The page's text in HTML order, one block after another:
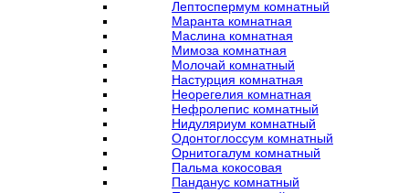
Лептоспермум комнатный
Маранта комнатная
Маслина комнатная
Мимоза комнатная
Молочай комнатный
Настурция комнатная
Неорегелия комнатная
Нефролепис комнатный
Нидуляриум комнатный
Одонтоглоссум комнатный
Орнитогалум комнатный
Пальма кокосовая
Панданус комнатный